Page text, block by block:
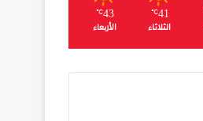
41
℃
الثلاثاء
43
℃
الأربعاء